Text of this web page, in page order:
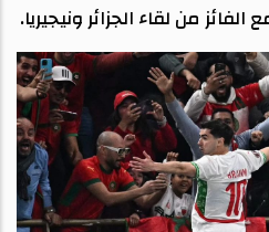
من لقاء الجزائر ونيجيريا.